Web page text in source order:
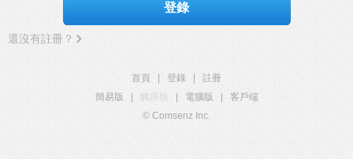
登錄
還沒有註冊？
首頁 登錄
註冊
簡易版
觸屏版 電腦版
客戶端
© Comsenz Inc.